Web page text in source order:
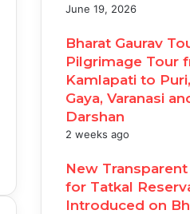
June 19, 2026
Bharat Gaurav
Pilgrimage Tour
Kamlapati to
Gaya, Varanasi
Darshan
2 weeks ago
New
for Tatkal
Introduced on